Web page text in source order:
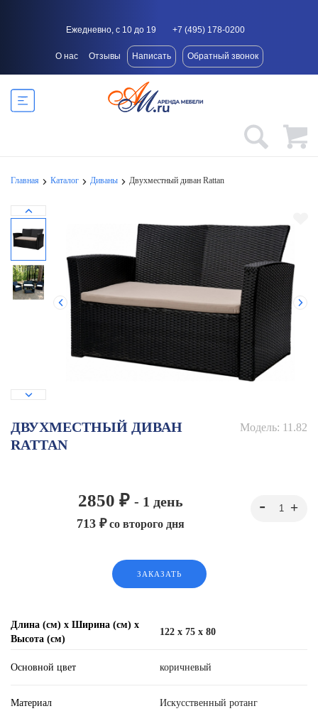
Ежедневно, с 10 до 19 +7 (495) 178-0200
О нас Отзывы Написать Обратный звонок
Главная Каталог Диваны Двухместный диван Rattan
Модель: 11.82
ДВУХМЕСТНЫЙ ДИВАН
RATTAN
2850 ₽ - 1 день
713 ₽со второго дня
ЗАКАЗАТЬ
Длина (см) х Ширина (см) х
Высота (см)
122 x 75 x 80
Основной цвет коричневый
Материал Искусственный ротанг